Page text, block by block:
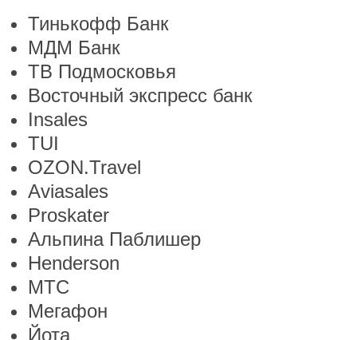
Тинькофф Банк
МДМ Банк
ТВ Подмосковья
Восточный экспресс банк
Insales
TUI
OZON.Travel
Aviasales
Proskater
Альпина Паблишер
Henderson
МТС
Мегафон
Йота